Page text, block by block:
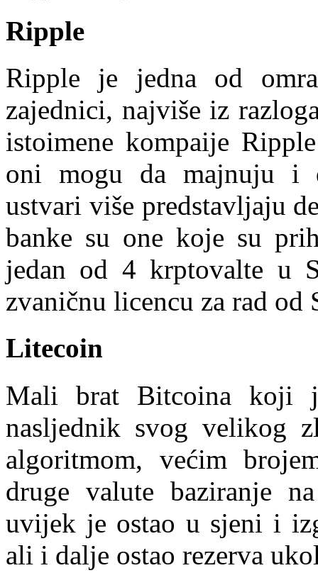
Ripple
Ripple je jedna od
zajednici, najviše iz
istoimene kompaije
oni mogu da majnuju i
ustvari više predstavljaju
banke su one koje su
jedan od 4 krptovalte u
zvaničnu licencu za rad od
Litecoin
Mali brat Bitcoina koji
nasljednik svog velikog
algoritmom, većim
druge valute baziranje
uvijek je ostao u sjeni i
ali i dalje ostao rezerva